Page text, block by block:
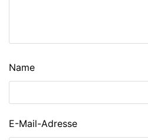
Name
E-Mail-Adresse